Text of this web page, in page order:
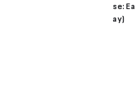
se:
ay)